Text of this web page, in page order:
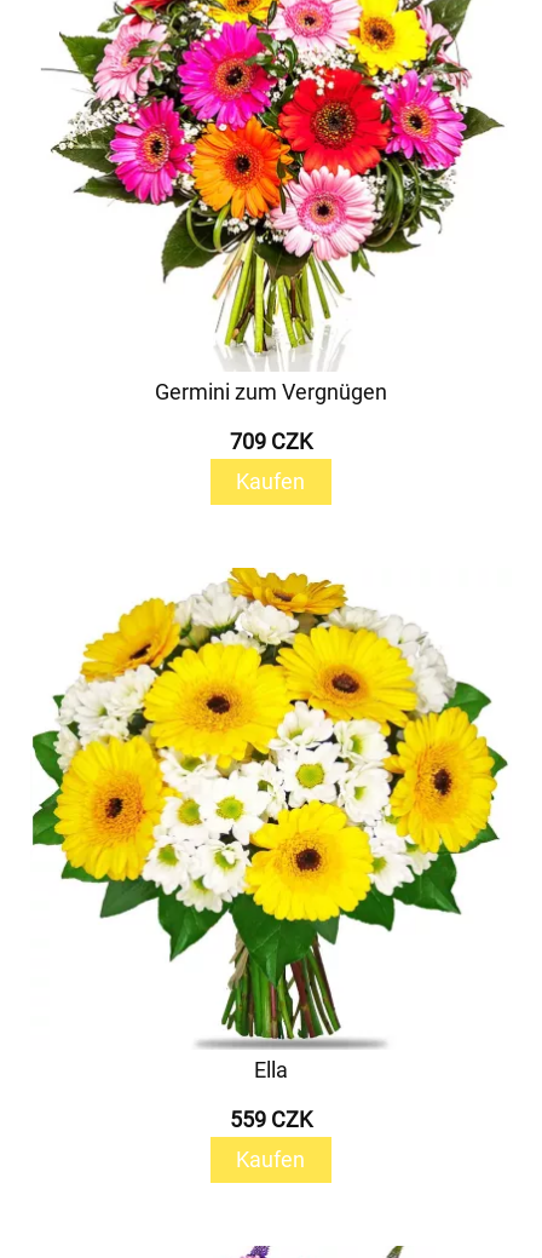
Germini zum Vergnügen
709 CZK
Kaufen
Ella
559 CZK
Kaufen